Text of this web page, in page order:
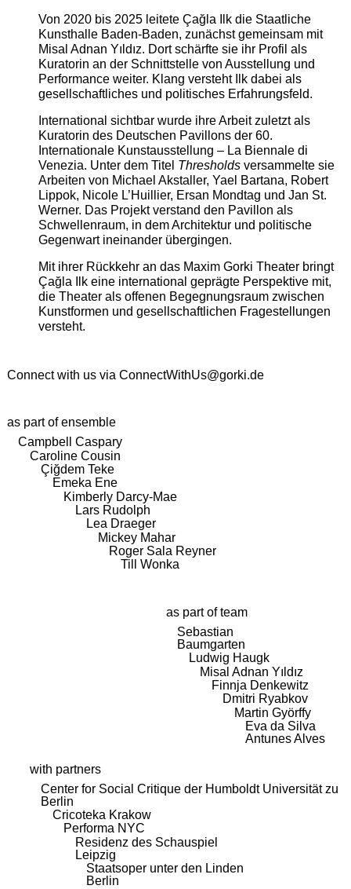
Von 2020 bis 2025 leitete Çağla Ilk die Staatliche
Kunsthalle Baden-Baden, zunächst gemeinsam mit
Misal Adnan Yıldız. Dort schärfte sie ihr Profil als
Kuratorin an der Schnittstelle von Ausstellung und
Performance weiter. Klang versteht Ilk dabei als
gesellschaftliches und politisches Erfahrungsfeld.
International sichtbar wurde ihre Arbeit zuletzt als
Kuratorin des Deutschen Pavillons der 60.
Internationale Kunstausstellung – La Biennale di
Venezia. Unter dem Titel Thresholdsversammelte sie
Arbeiten von Michael Akstaller, Yael Bartana, Robert
Lippok, Nicole L’Huillier, Ersan Mondtag und Jan St.
Werner. Das Projekt verstand den Pavillon als
Schwellenraum, in dem Architektur und politische
Gegenwart ineinander übergingen.
Mit ihrer Rückkehr an das Maxim Gorki Theater bringt
Çağla Ilk eine international geprägte Perspektive mit,
die Theater als offenen Begegnungsraum zwischen
Kunstformen und gesellschaftlichen Fragestellungen
versteht.
Connect with us via ConnectWithUs@gorki.de
as part of ensemble
Campbell Caspary
Caroline Cousin
Çiğdem Teke
Emeka Ene
Kimberly Darcy-Mae
Lars Rudolph
Lea Draeger
Mickey Mahar
Roger Sala Reyner
Till Wonka
as part of team
Sebastian
Baumgarten
Ludwig Haugk
Misal Adnan Yıldız
Finnja Denkewitz
Dmitri Ryabkov
Martin Györffy
Eva da Silva
Antunes Alves
with partners
Center for Social Critique der Humboldt Universität zu
Berlin
Cricoteka Krakow
Performa NYC
Residenz des Schauspiel
Leipzig
Staatsoper unter den Linden
Berlin